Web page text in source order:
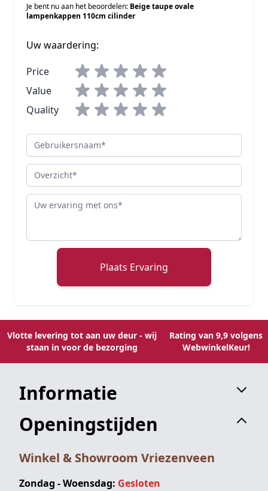
Je bent nu aan het beoordelen: Beige taupe ovale
lampenkappen 110cm cilinder
Uw waardering:
Price
Value
Quality
Gebruikersnaam
Overzicht
Review
Plaats Ervaring
Vlotte levering tot aan uw deur - wij
staan in voor de bezorging
Rating van 9,9 volgens
WebwinkelKeur!
Informatie
Openingstijden
Winkel & Showroom Vriezenveen
Zondag - Woensdag: Gesloten